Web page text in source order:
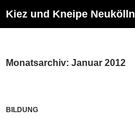
Inhalt
Kiez und Kneipe Neukölln
Monatsarchiv: Januar 2012
BILDUNG